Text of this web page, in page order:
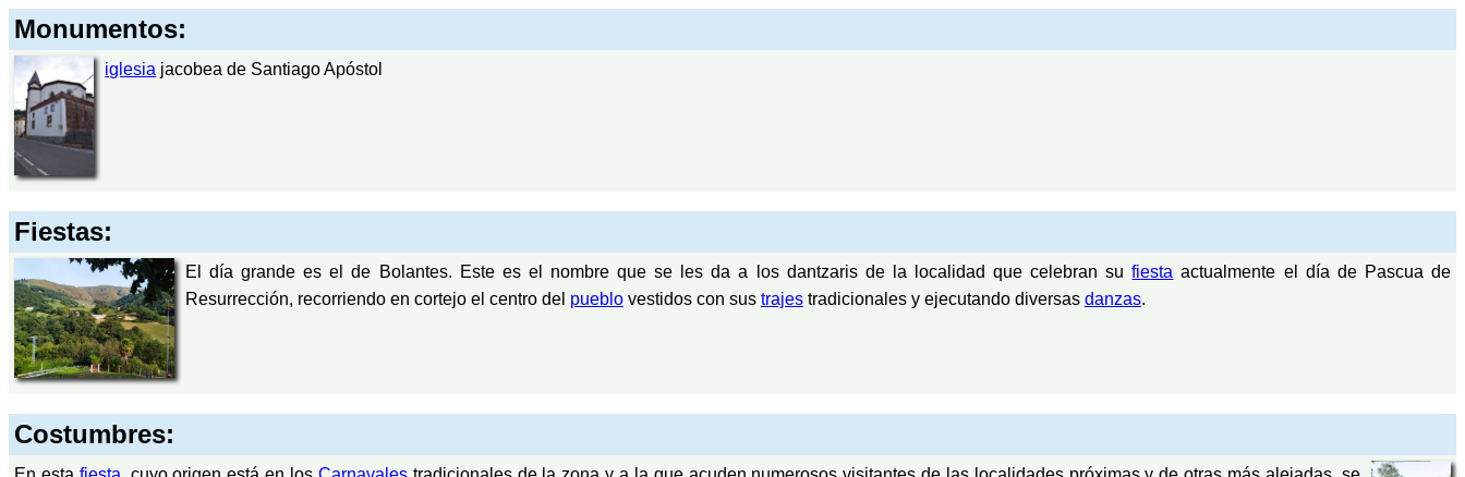
Monumentos:
iglesia jacobea de Santiago Apóstol
Fiestas:
El día grande es el de Bolantes. Este es el nombre que se les da a los dantzaris de la localidad que celebran sufiesta actualmente el día de Pascua de
Resurrección, recorriendo en cortejo el centro del pueblovestidos con sus trajestradicionales y ejecutando diversas danzas.
Costumbres: